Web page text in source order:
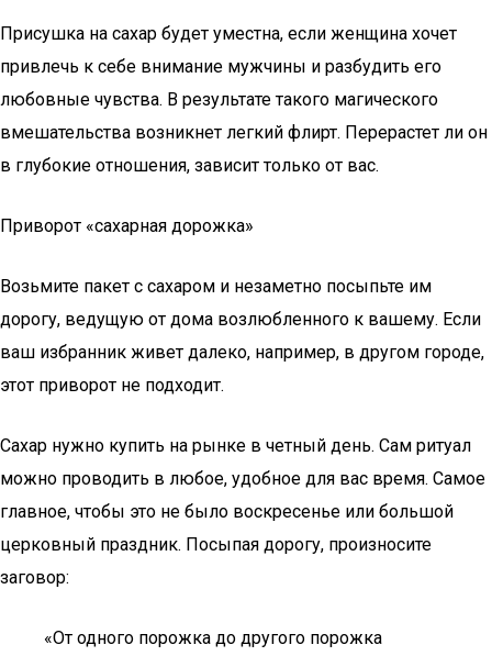
Присушка на сахар будет уместна, если женщина хочет
привлечь к себе внимание мужчины и разбудить его
любовные чувства. В результате такого магического
вмешательства возникнет легкий флирт. Перерастет ли он
в глубокие отношения, зависит только от вас.
Приворот «сахарная дорожка»
Возьмите пакет с сахаром и незаметно посыпьте им
дорогу, ведущую от дома возлюбленного к вашему. Если
ваш избранник живет далеко, например, в другом городе,
этот приворот не подходит.
Сахар нужно купить на рынке в четный день. Сам ритуал
можно проводить в любое, удобное для вас время. Самое
главное, чтобы это не было воскресенье или большой
церковный праздник. Посыпая дорогу, произносите
заговор:
«От одного порожка до другого порожка